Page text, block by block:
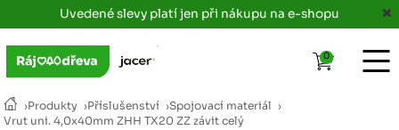
Uvedené slevy platí jen při nákupu na e-shopu
›Produkty ›Příslušenství ›Spojovací materiál ›
Vrut uni. 4,0x40mm ZHH TX20 ZZ závit celý
0